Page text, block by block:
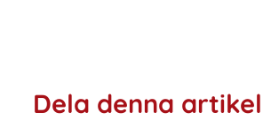
Dela denna artikel